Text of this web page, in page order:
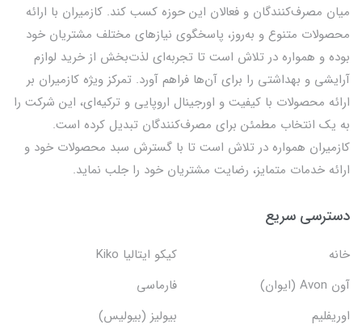
میان مصرف‌کنندگان و فعالان این حوزه کسب کند. کازمیران با ارائه
محصولات متنوع و به‌روز، پاسخگوی نیازهای مختلف مشتریان خود
بوده و همواره در تلاش است تا تجربه‌ای لذت‌بخش از خرید لوازم
آرایشی و بهداشتی را برای آن‌ها فراهم آورد. تمرکز ویژه کازمیران بر
ارائه محصولات با کیفیت و اورجینال اروپایی و ترکیه‌ای، این شرکت را
به یک انتخاب مطمئن برای مصرف‌کنندگان تبدیل کرده است.
کازمیران همواره در تلاش است تا با گسترش سبد محصولات خود و
ارائه خدمات متمایز، رضایت مشتریان خود را جلب نماید.
دسترسی سریع
خانه
کیکو ایتالیا Kiko
آون Avon (ایوان)
فارماسی
اوریفلیم
بیولیز (بیولیس)